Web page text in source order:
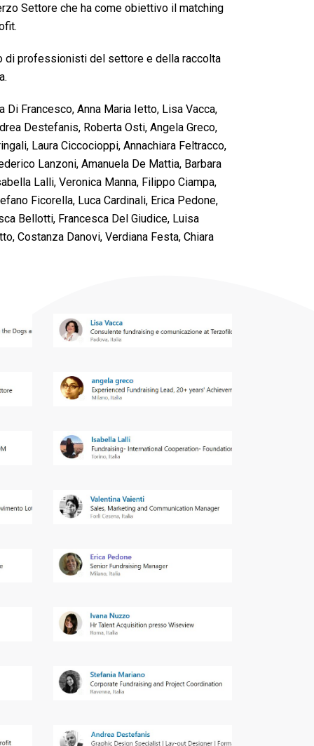
Settore che ha come obiettivo il matching
di professionisti del settore e della raccolta
Francesco, Anna Maria Ietto, Lisa Vacca,
Destefanis, Roberta Osti, Angela Greco,
Laura Ciccocioppi, Annachiara Feltracco,
Lanzoni, Amanuela De Mattia, Barbara
Lalli, Veronica Manna, Filippo Ciampa,
Ficorella, Luca Cardinali, Erica Pedone,
Bellotti, Francesca Del Giudice, Luisa
Costanza Danovi, Verdiana Festa, Chiara